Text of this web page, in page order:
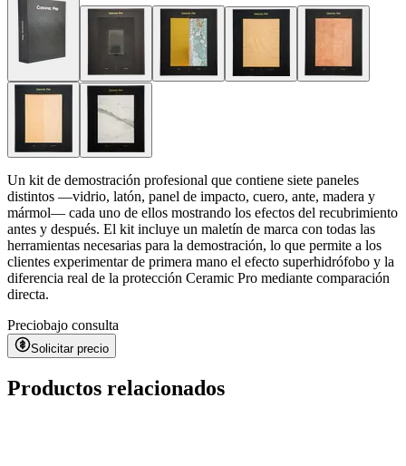
Un kit de demostración profesional que contiene siete paneles
distintos —vidrio, latón, panel de impacto, cuero, ante, madera y
mármol— cada uno de ellos mostrando los efectos del recubrimiento
antes y después. El kit incluye un maletín de marca con todas las
herramientas necesarias para la demostración, lo que permite a los
clientes experimentar de primera mano el efecto superhidrófobo y la
diferencia real de la protección Ceramic Pro mediante comparación
directa.
Preciobajo consulta
Solicitar precio
Productos relacionados